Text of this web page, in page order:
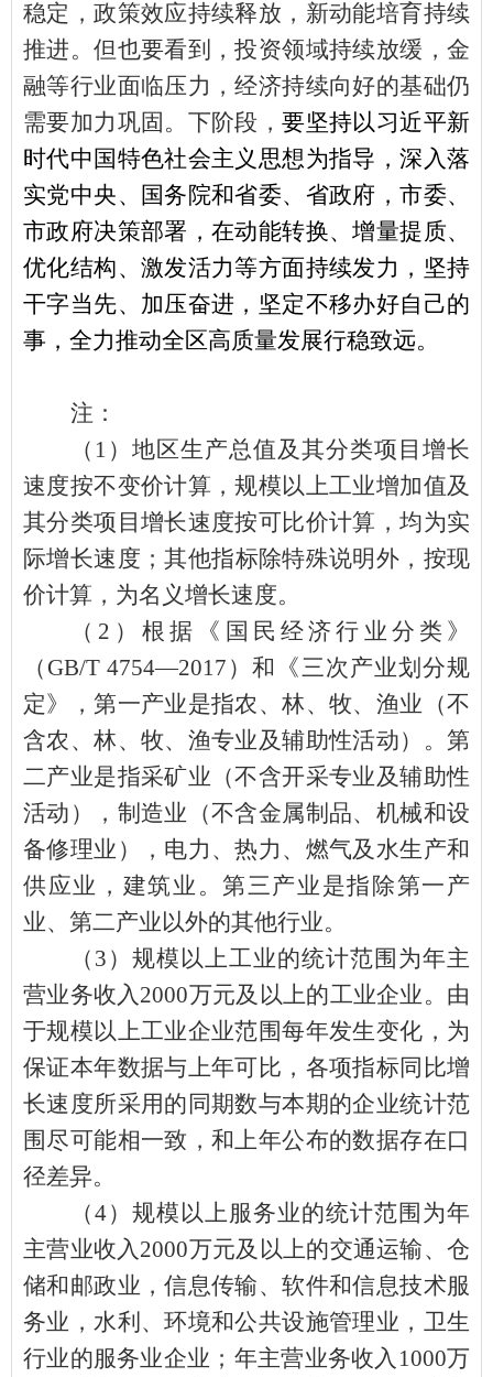
稳定，政策效应持续释放，新动能培育持续
推进。但也要看到，投资领域持续放缓，金
融等行业面临压力，经济持续向好的基础仍
需要加力巩固。下阶段，要坚持以习近平新
时代中国特色社会主义思想为指导，深入落
实党中央、国务院和省委、省政府，市委、
市政府决策部署，在动能转换、增量提质、
优化结构、激发活力等方面持续发力，坚持
干字当先、加压奋进，坚定不移办好自己的
事，全力推动全区高质量发展行稳致远。
注：
（ 1 ）地区生产总值及其分类项目增长
速度按不变价计算，规模以上工业增加值及
其分类项目增长速度按可比价计算，均为实
际增长速度；其他指标除特殊说明外，按现
价计算，为名义增长速度。
（ 2 ）根据《国民经济行业分类》
（ GB/T 4754—2017 ）和《三次产业划分规
定》，第一产业是指农、林、牧、渔业（不
含农、林、牧、渔专业及辅助性活动）。第
二产业是指采矿业（不含开采专业及辅助性
活动），制造业（不含金属制品、机械和设
备修理业），电力、热力、燃气及水生产和
供应业，建筑业。第三产业是指除第一产
业、第二产业以外的其他行业。
（ 3 ）规模以上工业的统计范围为年主
营业务收入 2000万元及以上的工业企业。由
于规模以上工业企业范围每年发生变化，为
保证本年数据与上年可比，各项指标同比增
长速度所采用的同期数与本期的企业统计范
围尽可能相一致，和上年公布的数据存在口
径差异。
（4）规模以上服务业的统计范围为年
主营业收入 2000万元及以上的交通运输、仓
储和邮政业，信息传输、软件和信息技术服
务业，水利、环境和公共设施管理业，卫生
行业的服务业企业；年主营业务收入 1000万